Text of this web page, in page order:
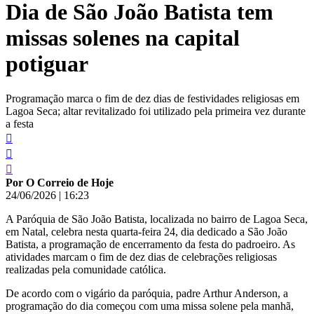
conteúdo
Dia de São João Batista tem
missas solenes na capital
potiguar
Programação marca o fim de dez dias de festividades religiosas em
Lagoa Seca; altar revitalizado foi utilizado pela primeira vez durante
a festa
Por O Correio de Hoje
24/06/2026 | 16:23
A Paróquia de São João Batista, localizada no bairro de Lagoa Seca,
em Natal, celebra nesta quarta-feira 24, dia dedicado a São João
Batista, a programação de encerramento da festa do padroeiro. As
atividades marcam o fim de dez dias de celebrações religiosas
realizadas pela comunidade católica.
De acordo com o vigário da paróquia, padre Arthur Anderson, a
programação do dia começou com uma missa solene pela manhã,